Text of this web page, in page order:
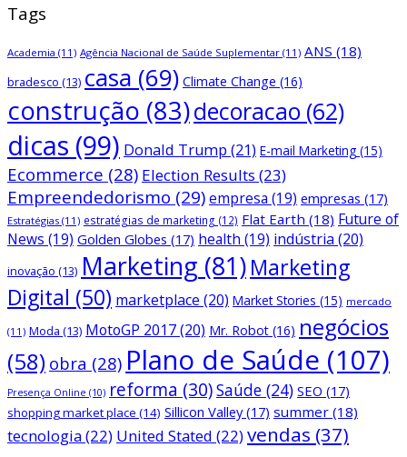
Tags
Academia (11) Agência Nacional de Saúde Suplementar (11) ANS (18)
bradesco (13) casa (69) Climate Change (16)
construção (83)decoracao (62)
dicas (99) Donald Trump (21) E-mail Marketing (15)
Ecommerce (28) Election Results (23)
Empreendedorismo (29)empresa (19) empresas (17)
Estratégias (11) estratégias de marketing (12) Flat Earth (18) Future of
News (19) Golden Globes (17) health (19) indústria (20)
inovação (13) Marketing (81)Marketing
Digital (50) marketplace (20) Market Stories (15) mercado
(11) Moda (13) MotoGP 2017(20) Mr. Robot (16) negócios
(58) obra (28) Plano de Saúde (107)
Presença Online (10) reforma (30)Saúde (24) SEO (17)
shopping market place (14) Sillicon Valley(17) summer (18)
tecnologia(22) United Stated (22) vendas (37)